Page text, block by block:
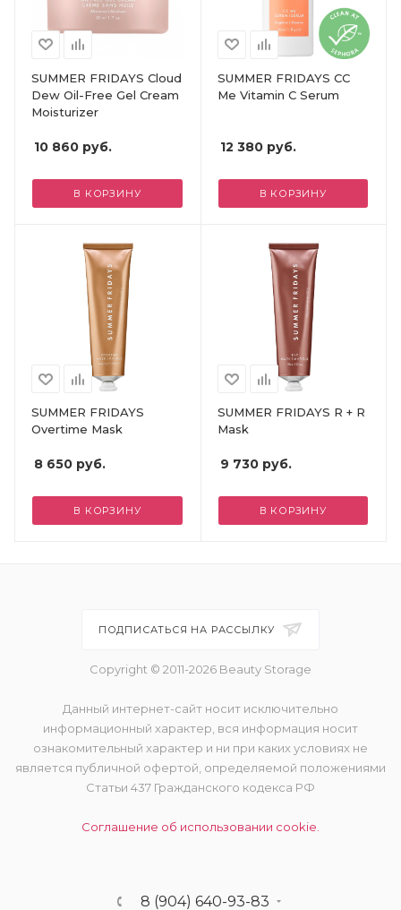
SUMMER FRIDAYS Cloud
Dew Oil-Free Gel Cream
Moisturizer
10 860 руб.
В КОРЗИНУ
SUMMER FRIDAYS CC
Me Vitamin C Serum
12 380руб.
В КОРЗИНУ
SUMMER FRIDAYS
Overtime Mask
8 650 руб.
В КОРЗИНУ
SUMMER FRIDAYS R + R
Mask
9 730руб.
В КОРЗИНУ
ПОДПИСАТЬСЯ НА РАССЫЛКУ
Copyright © 2011-2026 Beauty Storage
Данный интернет-сайт носит исключительно
информационный характер, вся информация носит
ознакомительный характер и ни при каких условиях не
является публичной офертой, определяемой положениями
Статьи 437 Гражданского кодекса РФ
Соглашение об использовании cookie.
8 (904) 640-93-83